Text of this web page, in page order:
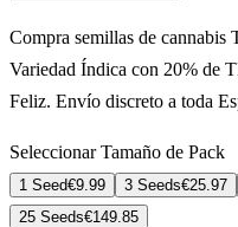
Compra semillas de cannabis
Variedad Índica con 20% de
Feliz. Envío discreto a toda
Seleccionar Tamaño de Pack
1 Seed€9.99 3 Seeds€25.97
25 Seeds€149.85